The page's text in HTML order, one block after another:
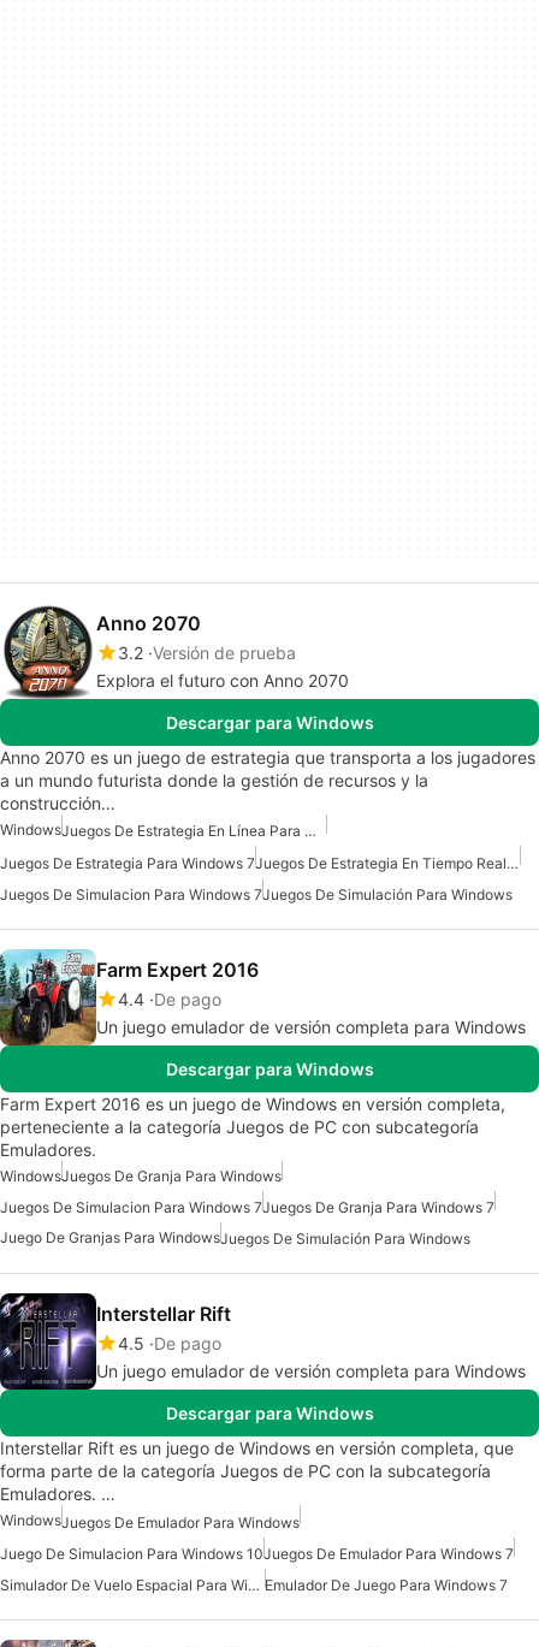
Anno 2070
3.2 Versión de prueba
Explora el futuro con Anno 2070
Descargar para Windows
Anno 2070 es un juego de estrategia que transporta a los jugadores
a un mundo futurista donde la gestión de recursos y la
construcción…
Windows
Juegos De Estrategia En Línea Para Windows
Juegos De Estrategia Para Windows 7
Juegos De Estrategia En Tiempo Real Para Windows
Juegos De Simulacion Para Windows 7Juegos De Simulación Para Windows
Farm Expert 2016
4.4 De pago
Un juego emulador de versión completa para Windows
Descargar para Windows
Farm Expert 2016 es un juego de Windows en versión completa,
perteneciente a la categoría Juegos de PC con subcategoría
Emuladores.
WindowsJuegos De Granja Para Windows
Juegos De Simulacion Para Windows 7Juegos De Granja Para Windows 7
Juego De Granjas Para WindowsJuegos De Simulación Para Windows
Interstellar Rift
4.5 De pago
Un juego emulador de versión completa para Windows
Descargar para Windows
Interstellar Rift es un juego de Windows en versión completa, que
forma parte de la categoría Juegos de PC con la subcategoría
Emuladores. …
WindowsJuegos De Emulador Para Windows
Juego De Simulacion Para Windows 10Juegos De Emulador Para Windows 7
Simulador De Vuelo Espacial Para Windows Emulador De Juego Para Windows 7